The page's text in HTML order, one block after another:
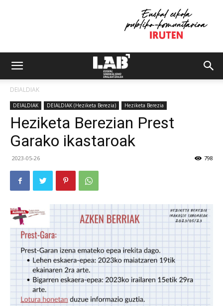
DEIALDIAK
DEIALDIAK DEIALDIAK (Heziketa Berezia) Heziketa Berezia
Heziketa Berezian Prest
Garako ikastaroak
2023-05-26 798